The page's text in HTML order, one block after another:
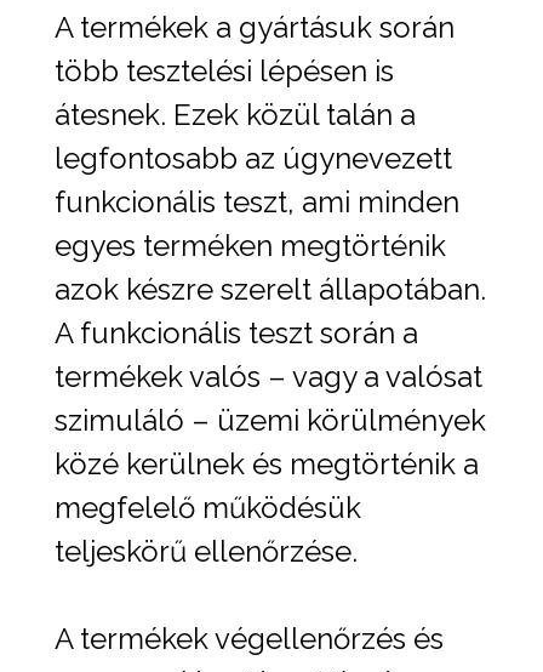
A termékek a gyártásuk során
több tesztelési lépésen is
átesnek. Ezek közül talán a
legfontosabb az úgynevezett
funkcionális teszt, ami minden
egyes terméken megtörténik
azok készre szerelt állapotában.
A funkcionális teszt során a
termékek valós – vagy a valósat
szimuláló – üzemi körülmények
közé kerülnek és megtörténik a
megfelelő működésük
teljeskörű ellenőrzése.
A termékek végellenőrzés és